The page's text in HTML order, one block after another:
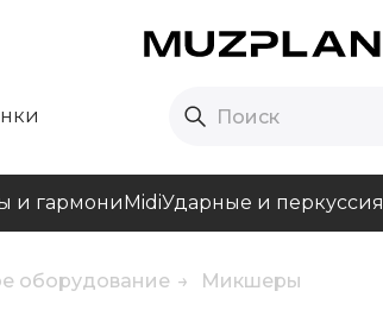
и гармониMidiУдарные и перкуссия
оборудование Микшеры